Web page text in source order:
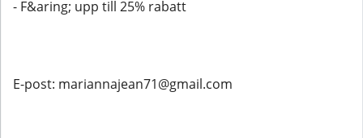
- F&aring; upp till 25% rabatt
E-post: mariannajean71@gmail.com